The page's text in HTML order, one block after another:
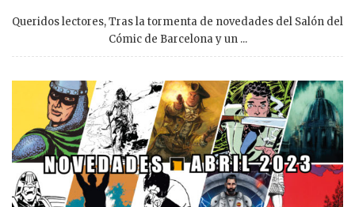
Queridos lectores, Tras la tormenta de novedades del Salón del
Cómic de Barcelona y un ...